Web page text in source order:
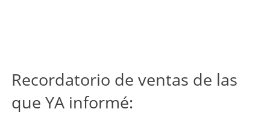
Recordatorio de ventas de las
que YA informé: